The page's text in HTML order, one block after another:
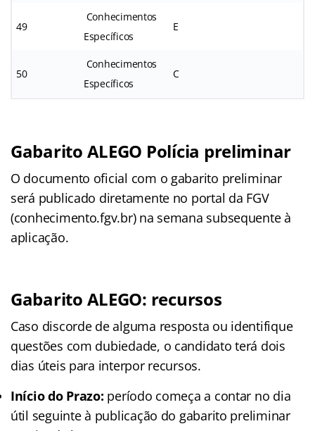
49
Conhecimentos
Específicos
E
50
Conhecimentos
Específicos
C
Gabarito ALEGO Polícia preliminar
O documento oficial com o gabarito preliminar
será publicado diretamente no portal da FGV
(conhecimento.fgv.br) na semana subsequente à
aplicação.
Gabarito ALEGO: recursos
Caso discorde de alguma resposta ou identifique
questões com dubiedade, o candidato terá dois
dias úteis para interpor recursos.
Início do Prazo: período começa a contar no dia
útil seguinte à publicação do gabarito preliminar